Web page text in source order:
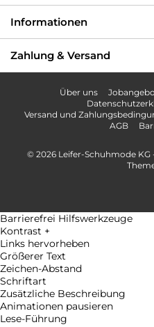
Informationen
Zahlung & Versand
Über uns
Versand und
AGB
© 2026 Leifer-Schuhmode KG
Barrierefrei Hilfswerkzeuge
Kontrast +
Links hervorheben
Größerer Text
Zeichen-Abstand
Schriftart
Zusätzliche Beschreibung
Animationen pausieren
Lese-Führung